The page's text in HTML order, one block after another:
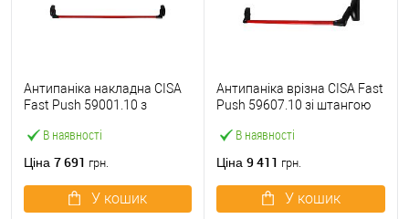
В наявності
Антипаніка накладна CISA
Fast Push 59001.10 з
мм червона
Ціна 7 691 грн.
У кошик
В наявності
Антипаніка врізна CISA Fast
Push 59607.10 зі штангою
Ціна 9 411 грн.
У кошик